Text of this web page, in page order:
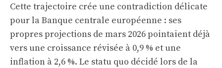
Cette trajectoire crée une contradiction délicate
pour la Banque centrale européenne : ses
propresprojections de mars 2026pointaient déjà
vers une croissance révisée à 0,9 % et une
inflation à 2,6 %. Le statu quo décidé lors de la